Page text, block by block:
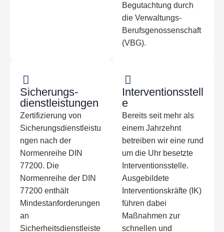
Begutachtung durch
die Verwaltungs-
Berufsgenossenschaft
(VBG).
Sicherungs­
dienstleistungen
Zertifizierung von
Sicherungsdienstleistu
ngen nach der
Normenreihe DIN
77200. Die
Normenreihe der DIN
77200 enthält
Mindestanforderungen
an
Sicherheitsdienstleiste
Interventionsstell
e
Bereits seit mehr als
einem Jahrzehnt
betreiben wir eine rund
um die Uhr besetzte
Interventionsstelle.
Ausgebildete
Interventionskräfte (IK)
führen dabei
Maßnahmen zur
schnellen und